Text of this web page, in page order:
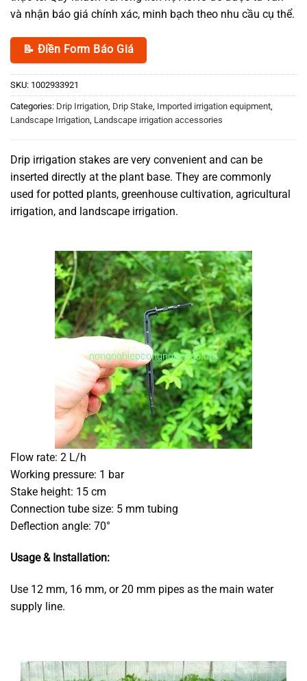
và nhận báo giá chính xác, minh bạch theo nhu cầu cụ thể.
📝 Điền Form Báo Giá
SKU: 1002933921
Categories: Drip Irrigation Drip Stake Imported irrigation equipment
Landscape Irrigation Landscape irrigation accessories
Drip irrigation stakes are very convenient and can be
inserted directly at the plant base. They are commonly
used for potted plants, greenhouse cultivation, agricultural
irrigation, and landscape irrigation.
Flow rate: 2 L/h
Working pressure: 1 bar
Stake height: 15 cm
Connection tube size: 5 mm tubing
Deflection angle: 70°
Usage & Installation:
Use 12 mm, 16 mm, or 20 mm pipes as the main water
supply line.